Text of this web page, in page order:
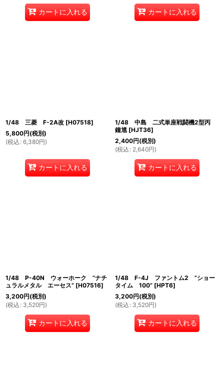
カートに入れる カートに入れる
1/48 三菱 F-2A改 [H07518]
5,800円(税別)
(税込 : 6,380円)
カートに入れる
1/48 中島 二式単座戦闘機2型丙
鐘馗 [HJT36]
2,400円(税別)
(税込 : 2,640円)
カートに入れる
1/48 P-40N ウォーホーク ”ナチ
ュラルメタル エーセス” [H07516]
3,200円(税別)
(税込 : 3,520円)
カートに入れる
1/48 F-4J ファントム2 ”ショー
タイム 100” [HPT6]
3,200円(税別)
(税込 : 3,520円)
カートに入れる